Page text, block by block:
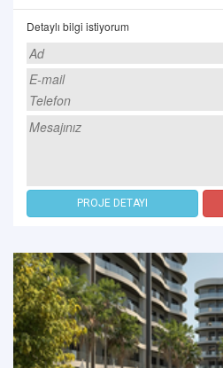
Detaylı bilgi istiyorum
PROJE DETAYI